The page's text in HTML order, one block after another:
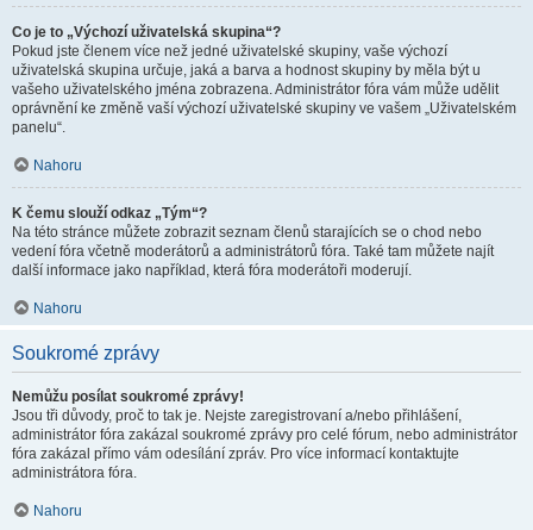
Co je to „Výchozí uživatelská skupina“?
Pokud jste členem více než jedné uživatelské skupiny, vaše výchozí
uživatelská skupina určuje, jaká a barva a hodnost skupiny by měla být u
vašeho uživatelského jména zobrazena. Administrátor fóra vám může udělit
oprávnění ke změně vaší výchozí uživatelské skupiny ve vašem „Uživatelském
panelu“.
Nahoru
K čemu slouží odkaz „Tým“?
Na této stránce můžete zobrazit seznam členů starajících se o chod nebo
vedení fóra včetně moderátorů a administrátorů fóra. Také tam můžete najít
další informace jako například, která fóra moderátoři moderují.
Nahoru
Soukromé zprávy
Nemůžu posílat soukromé zprávy!
Jsou tři důvody, proč to tak je. Nejste zaregistrovaní a/nebo přihlášení,
administrátor fóra zakázal soukromé zprávy pro celé fórum, nebo administrátor
fóra zakázal přímo vám odesílání zpráv. Pro více informací kontaktujte
administrátora fóra.
Nahoru